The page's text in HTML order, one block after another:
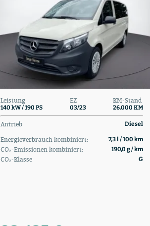
Leistung
140 kW / 190 PS
EZ
03/23
KM-Stand
26.000 KM
Antrieb Diesel
Energieverbrauch kombiniert: 7,3 l / 100 km
CO₂-Emissionen kombiniert: 190,0 g / km
CO₂-Klasse G